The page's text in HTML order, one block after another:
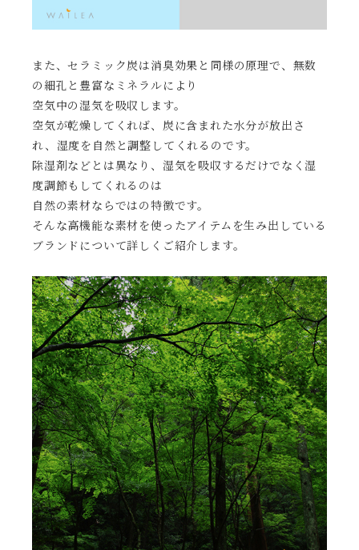
また、セラミック炭は消臭効果と同様の原理で、無数
の細孔と豊富なミネラルにより
空気中の湿気を吸収します。
空気が乾燥してくれば、炭に含まれた水分が放出さ
れ、湿度を自然と調整してくれるのです。
除湿剤などとは異なり、湿気を吸収するだけでなく湿
度調節もしてくれるのは
自然の素材ならではの特徴です。
そんな高機能な素材を使ったアイテムを生み出している
ブランドについて詳しくご紹介します。